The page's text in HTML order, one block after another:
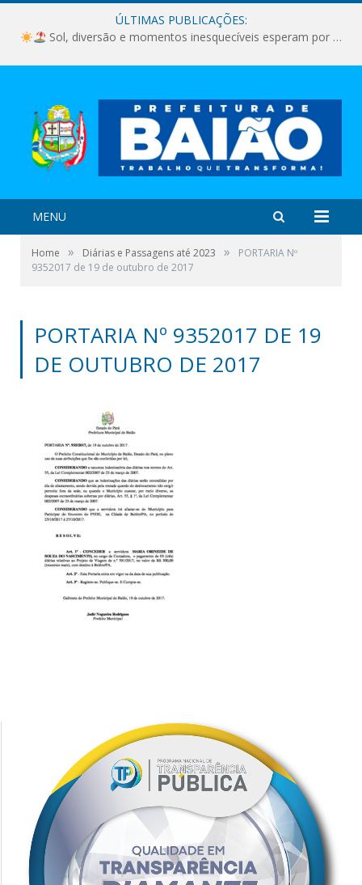
ÚLTIMAS PUBLICAÇÕES:
Sol, diversão e momentos inesquecíveis esperam por você!
MENU
Home » Diárias e Passagens até 2023 »
PORTARIA Nº
9352017 de 19 de outubro de 2017
PORTARIA Nº 9352017 DE 19
DE OUTUBRO DE 2017